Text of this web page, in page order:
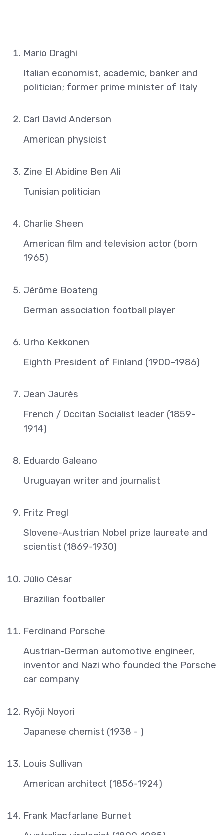
Mario Draghi
Italian economist, academic, banker and
politician; former prime minister of Italy
Carl David Anderson
American physicist
Zine El Abidine Ben Ali
Tunisian politician
Charlie Sheen
American film and television actor (born
1965)
Jérôme Boateng
German association football player
Urho Kekkonen
Eighth President of Finland (1900–1986)
Jean Jaurès
French / Occitan Socialist leader (1859-
1914)
Eduardo Galeano
Uruguayan writer and journalist
Fritz Pregl
Slovene-Austrian Nobel prize laureate and
scientist (1869-1930)
Júlio César
Brazilian footballer
Ferdinand Porsche
Austrian-German automotive engineer,
inventor and Nazi who founded the Porsche
car company
Ryōji Noyori
Japanese chemist (1938 - )
Louis Sullivan
American architect (1856-1924)
Frank Macfarlane Burnet